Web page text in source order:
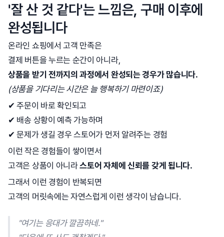
'잘 산 것 같다'는 느낌은, 구매 이후에
완성됩니다
온라인 쇼핑에서 고객 만족은
결제 버튼을 누르는 순간이 아니라,
상품을 받기 전까지의 과정에서 완성되는 경우가 많습니다.
(상품을 기다리는 시간은 늘 행복하기 마련이죠)
✔ 주문이 바로 확인되고
✔ 배송 상황이 예측 가능하며
✔ 문제가 생길 경우 스토어가 먼저 알려주는 경험
이런 작은 경험들이 쌓이면서
고객은 상품이 아니라스토어 자체에 신뢰를 갖게 됩니다.
그래서 이런 경험이 반복되면
고객의 머릿속에는 자연스럽게 이런 생각이 남습니다.
"여기는 응대가 깔끔하네."